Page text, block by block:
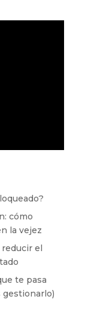
cómo
la vejez
reducir el
te pasa
gestionarlo)